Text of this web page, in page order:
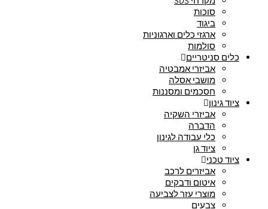
סוכות
ביגוד
ארגזי כלים וארגוניות
סולמות
כלים סניטריים
אביזרי אמבטיה
מושבי אסלה
חסכמים ומסננות
ציוד גינון
אביזרי השקיה
הדברה
כלי עבודה לגינון
ציוד גן
ציוד טכני
אביזרים לרכב
איטום ודבקים
מוצרי עזר לצביעה
צבעים